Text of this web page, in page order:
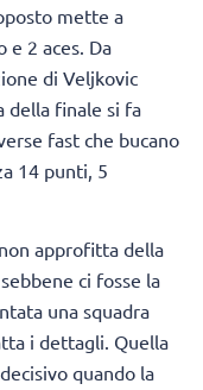
mette a
2 aces. Da
di Veljkovic
della finale si fa
fast che bucano
14 punti, 5
approfitta della
ci fosse la
una squadra
i dettagli. Quella
quando la